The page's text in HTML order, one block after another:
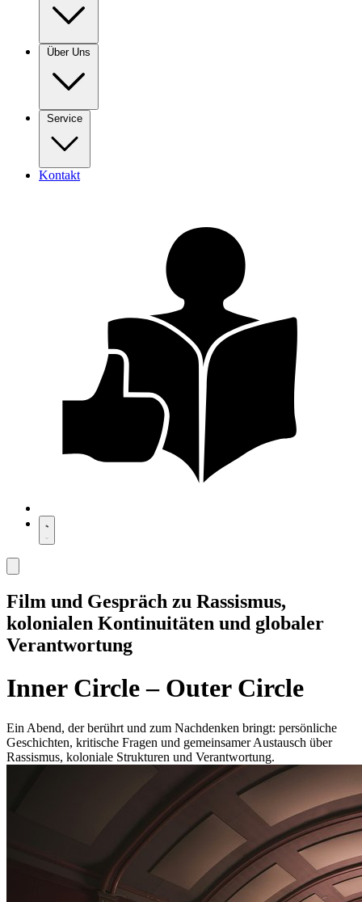
Über Uns
Service
Kontakt
Film und Gespräch zu Rassismus,
kolonialen Kontinuitäten und globaler
Verantwortung
Inner Circle – Outer Circle
Ein Abend, der berührt und zum Nachdenken bringt: persönliche
Geschichten, kritische Fragen und gemeinsamer Austausch über
Rassismus, koloniale Strukturen und Verantwortung.